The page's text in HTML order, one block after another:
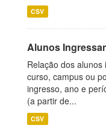
CSV
Alunos
Relação dos
curso, campus ou
ingresso, ano e
(a partir de...
CSV